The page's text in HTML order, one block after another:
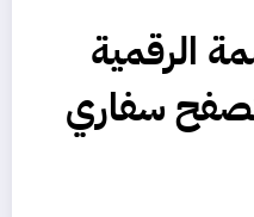
الرقمية
سفاري